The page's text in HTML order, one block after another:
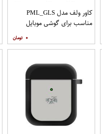
کاور ولف مدل PML_GLS
مناسب برای گوشی موبایل
۰